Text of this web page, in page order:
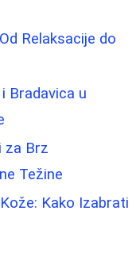
Relaksacije do
Bradavica u
za Brz
Težine
Kako Izabrati